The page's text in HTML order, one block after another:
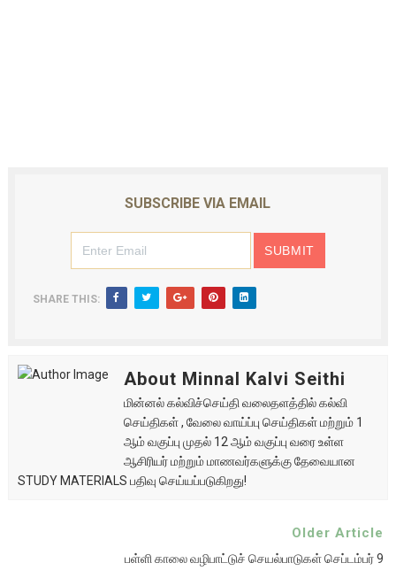
SUBSCRIBE VIA EMAIL
SHARE THIS:
About Minnal Kalvi Seithi
மின்னல் கல்விச்செய்தி வலைதளத்தில் கல்வி
செய்திகள் , வேலை வாய்ப்பு செய்திகள் மற்றும் 1
ஆம் வகுப்பு முதல் 12 ஆம் வகுப்பு வரை உள்ள
ஆசிரியர் மற்றும் மாணவர்களுக்கு தேவையான
STUDY MATERIALS பதிவு செய்யப்படுகிறது!
Older Article
பள்ளி காலை வழிபாட்டுச் செயல்பாடுகள் செப்டம்பர் 9